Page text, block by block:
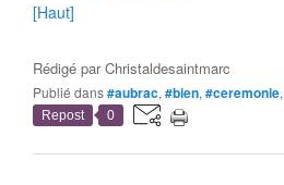
[Haut]
Rédigé parChristaldesaintmarc
Publié dans#aubrac, #bien, #ceremonie,
Repost 0